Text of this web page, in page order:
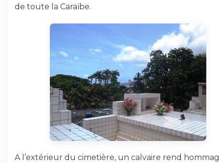
de toute la Caraïbe.
A l’extérieur du cimetière, un calvaire rend